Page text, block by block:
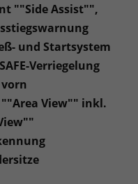
""Side Assist"",
und Startsystem
Verriegelung
""Area View"" inkl.